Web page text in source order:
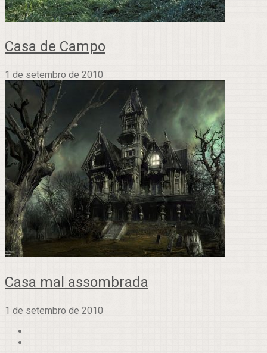
Casa de Campo
1 de setembro de 2010
Casa mal assombrada
1 de setembro de 2010